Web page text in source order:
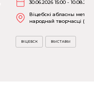
30.06.2026 15:00 -
Віцебскі абласны
народнай творчасці
ВІЦЕБСК ВЫСТАВЫ